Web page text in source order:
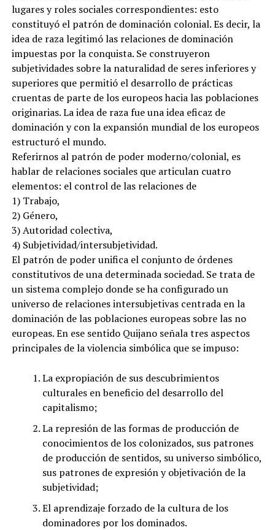
lugares y roles sociales correspondientes: esto
constituyó el patrón de dominación colonial. Es decir, la
idea de raza legitimó las relaciones de dominación
impuestas por la conquista. Se construyeron
subjetividades sobre la naturalidad de seres inferiores y
superiores que permitió el desarrollo de prácticas
cruentas de parte de los europeos hacia las poblaciones
originarias. La idea de raza fue una idea eficaz de
dominación y con la expansión mundial de los europeos
estructuró el mundo.
Referirnos al patrón de poder moderno/colonial, es
hablar de relaciones sociales que articulan cuatro
elementos: el control de las relaciones de
1) Trabajo,
2) Género,
3) Autoridad colectiva,
4) Subjetividad/intersubjetividad.
El patrón de poder unifica el conjunto de órdenes
constitutivos de una determinada sociedad. Se trata de
un sistema complejo donde se ha configurado un
universo de relaciones intersubjetivas centrada en la
dominación de las poblaciones europeas sobre las no
europeas. En ese sentido Quijano señala tres aspectos
principales de la violencia simbólica que se impuso:
La expropiación de sus descubrimientos
culturales en beneficio del desarrollo del
capitalismo;
La represión de las formas de producción de
conocimientos de los colonizados, sus patrones
de producción de sentidos, su universo simbólico,
sus patrones de expresión y objetivación de la
subjetividad;
El aprendizaje forzado de la cultura de los
dominadores por los dominados.